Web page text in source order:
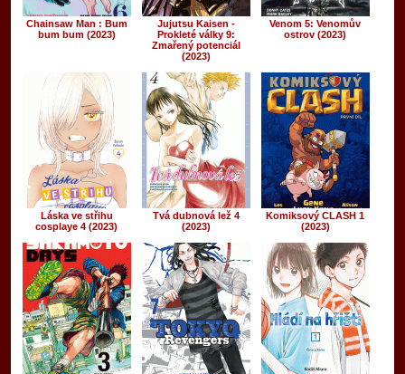
Chainsaw Man : Bum
bum bum (2023)
Jujutsu Kaisen -
Prokleté války 9:
Zmařený potenciál
(2023)
Venom 5: Venomův
ostrov (2023)
Láska ve střihu
cosplaye 4 (2023)
Tvá dubnová lež 4
(2023)
Komiksový CLASH 1
(2023)